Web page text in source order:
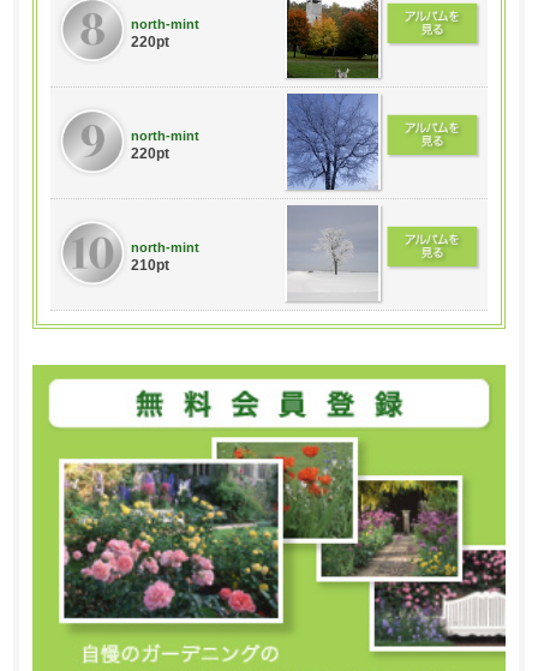
north-mint
220pt
north-mint
220pt
north-mint
210pt